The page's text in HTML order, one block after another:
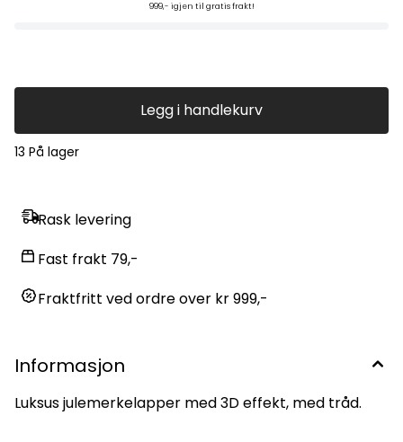
999,- igjen til gratis frakt!
Legg i handlekurv
13 På lager
Rask levering
Fast frakt 79,-
Fraktfritt ved ordre over kr 999,-
Informasjon
Luksus julemerkelapper med 3D effekt, med tråd.